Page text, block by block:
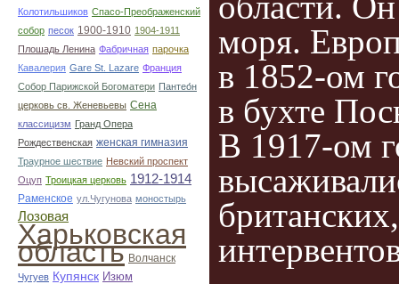
Колотильшиков Спасо-Преображенский
собор песок 1900-1910 1904-1911
Плошадь Ленина Фабричная парочка
Кавалерия Gare St. Lazare Франция
Собор Парижской Богоматери Пантео́н
церковь св. Женевьевы Сена
классицизм Гранд Опера
Рождественская женская гимназия
Траурное шествие Невский проспект
Оцуп Троицкая церковь 1912-1914
Раменское ул.Чугунова моностырь
Лозовая
Харьковская
область Волчанск
Чугуев Купянск Изюм
моря.
в 1852-ом
в бухте
В 1917-ом